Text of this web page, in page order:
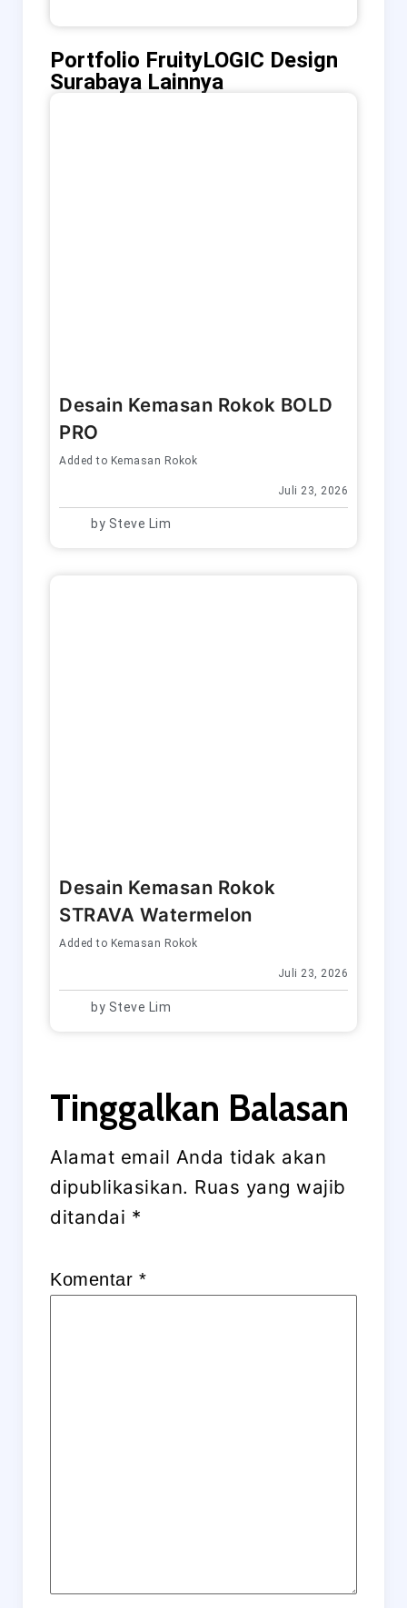
Portfolio FruityLOGIC Design
Surabaya Lainnya
Desain Kemasan Rokok BOLD
PRO
Added to Kemasan Rokok
Juli 23, 2026
by Steve Lim
Desain Kemasan Rokok
STRAVA Watermelon
Added to Kemasan Rokok
Juli 23, 2026
by Steve Lim
Tinggalkan Balasan
Alamat email Anda tidak akan
dipublikasikan. Ruas yang wajib
ditandai *
Komentar *